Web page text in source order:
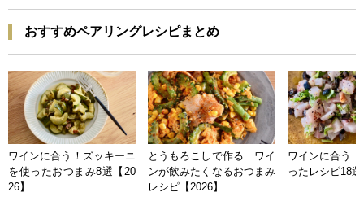
おすすめペアリングレシピまとめ
ワインに合う！ズッキーニ
を使ったおつまみ8選【20
26】
とうもろこしで作る ワイ
ンが飲みたくなるおつまみ
レシピ【2026】
ワインに合う
ったレシピ18